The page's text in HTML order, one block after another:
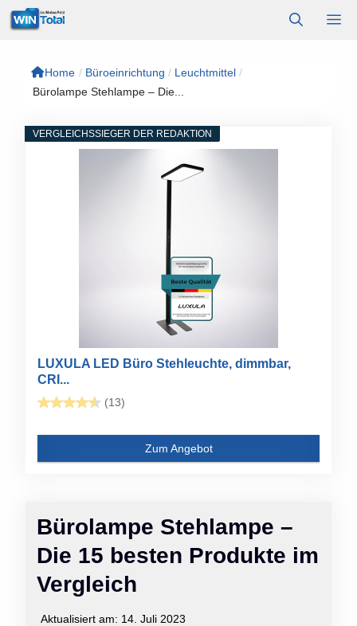
Zum
Inhalt
Home / Büroeinrichtung / Leuchtmittel /
Bürolampe Stehlampe – Die...
Bürolampe Stehlampe –
Die 15 besten Produkte im
Vergleich
Aktualisiert am: 14. Juli 2023
VERGLEICHSSIEGER DER REDAKTION
LUXULA LED Büro Stehleuchte, dimmbar,
CRI...
(13)
Zum Angebot